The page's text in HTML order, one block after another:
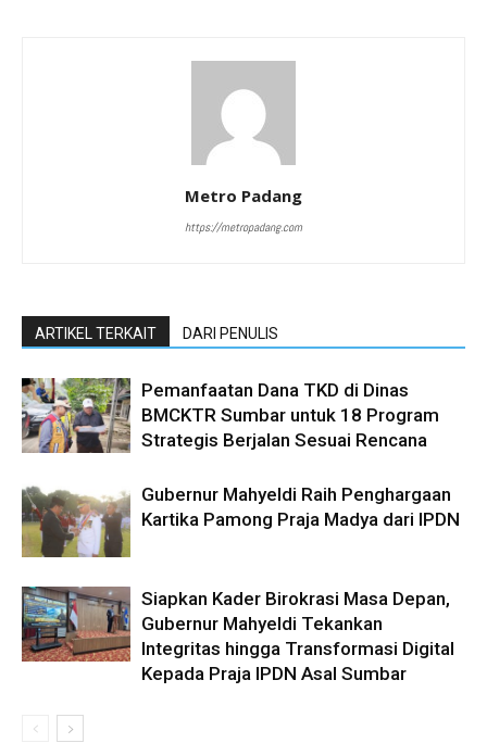
Metro Padang
https://metropadang.com
ARTIKEL TERKAIT DARI PENULIS
Pemanfaatan Dana TKD di Dinas
BMCKTR Sumbar untuk 18 Program
Strategis Berjalan Sesuai Rencana
Gubernur Mahyeldi Raih Penghargaan
Kartika Pamong Praja Madya dari IPDN
Siapkan Kader Birokrasi Masa Depan,
Gubernur Mahyeldi Tekankan
Integritas hingga Transformasi Digital
Kepada Praja IPDN Asal Sumbar